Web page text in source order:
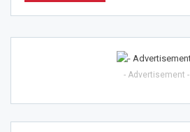
- Advertisement -